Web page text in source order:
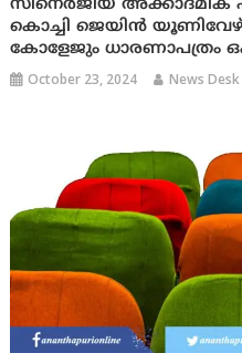
സിനെര്‍ജിയ അക്കാദമിക്
കൊച്ചി ജെയിന്‍
കോളേജും ധാരണാപത്രം
October 23, 2024 News Desk